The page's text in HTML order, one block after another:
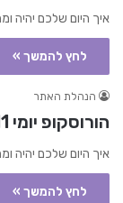
איך היום שלכם יהיה
לחץ להמשך »
הנהלת האתר
הורוסקופ יומי 24.11
איך היום שלכם יהיה
לחץ להמשך »